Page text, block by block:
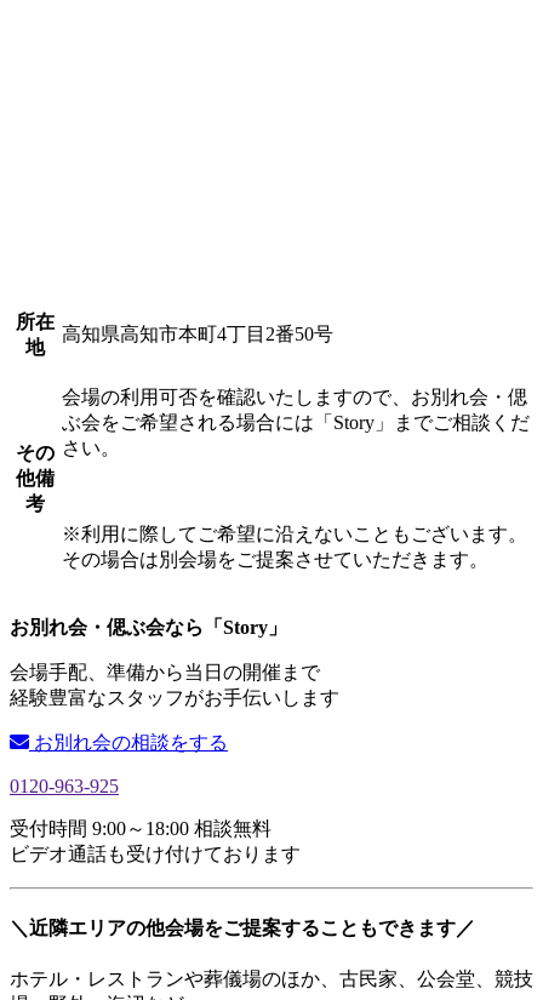
所在
地
高知県高知市本町4丁目2番50号
その
他備
考
会場の利用可否を確認いたしますので、お別れ会・偲
ぶ会をご希望される場合には「Story」までご相談くだ
さい。
※利用に際してご希望に沿えないこともございます。
その場合は別会場をご提案させていただきます。
お別れ会・偲ぶ会なら「Story」
会場手配、準備から当日の開催まで
経験豊富なスタッフがお手伝いします
お別れ会の相談をする
0120-963-925
受付時間 9:00～18:00 相談無料
ビデオ通話も受け付けております
＼近隣エリアの他会場をご提案することもできます／
ホテル・レストランや葬儀場のほか、古民家、公会堂、競技